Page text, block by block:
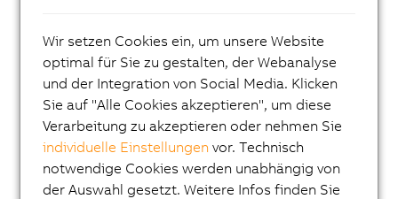
Steuerungssysteme
I/O Systeme
X20 System
X20 System coated
X67 System
XV System
Wir setzen Cookies ein, um unsere Website
optimal für Sie zu gestalten, der Webanalyse
und der Integration von Social Media. Klicken
Sie auf "Alle Cookies akzeptieren", um diese
Verarbeitung zu akzeptieren oder nehmen Sie
individuelle Einstellungen vor. Technisch
notwendige Cookies werden unabhängig von
der Auswahl gesetzt. Weitere Infos finden Sie